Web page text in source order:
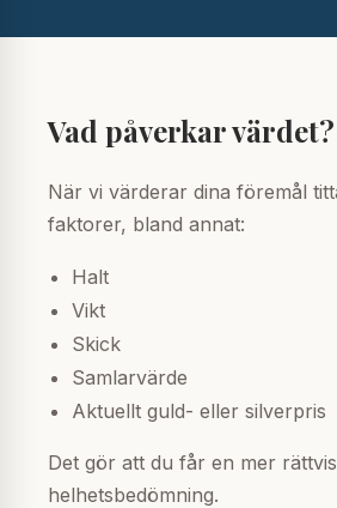
Vad påverkar värdet?
När vi värderar dina föremål
faktorer, bland annat:
Halt
Vikt
Skick
Samlarvärde
Aktuellt guld- eller silverpris
Det gör att du får en mer rättvis
helhetsbedömning.